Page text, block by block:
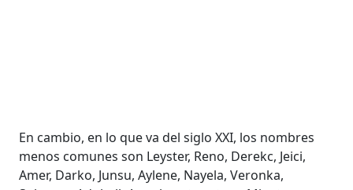
En cambio, en lo que va del siglo XXI, los nombres
menos comunes son Leyster, Reno, Derekc, Jeici,
Amer, Darko, Junsu, Aylene, Nayela, Veronka,